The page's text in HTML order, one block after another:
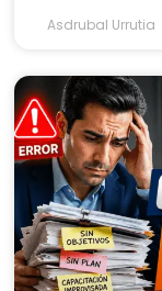
Asdrubal Urrutia